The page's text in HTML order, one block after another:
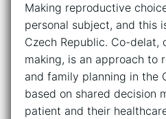
Making reproductive
personal subject, and this
Czech Republic. Co-delat,
making, is an approach to
and family planning in the
based on shared decision
patient and their